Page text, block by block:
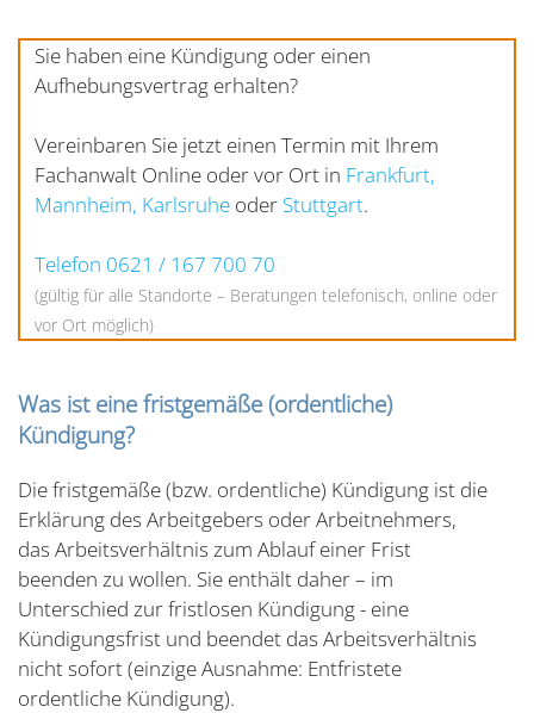
Sie haben eine Kündigung oder einen
Aufhebungsvertrag erhalten?
Vereinbaren Sie jetzt einen Termin mit Ihrem
Fachanwalt Online oder vor Ort in Frankfurt,
Mannheim, Karlsruhe oder Stuttgart.
Telefon 0621 / 167 700 70
(gültig für alle Standorte – Beratungen telefonisch, online oder
vor Ort möglich)
Was ist eine fristgemäße (ordentliche)
Kündigung?
Die fristgemäße (bzw. ordentliche) Kündigung ist die
Erklärung des Arbeitgebers oder Arbeitnehmers,
das Arbeitsverhältnis zum Ablauf einer Frist
beenden zu wollen. Sie enthält daher – im
Unterschied zur fristlosen Kündigung - eine
Kündigungsfrist und beendet das Arbeitsverhältnis
nicht sofort (einzige Ausnahme: Entfristete
ordentliche Kündigung).